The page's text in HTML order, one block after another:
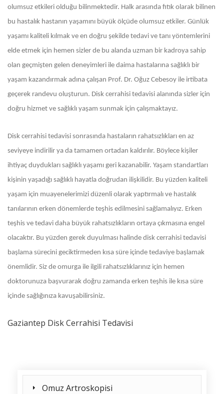
olumsuz etkileri olduğu bilinmektedir. Halk arasında fıtık olarak bilinen
bu hastalık hastanın yaşamını büyük ölçüde olumsuz etkiler. Günlük
yaşamı kaliteli kılmak ve en doğru şekilde tedavi ve tanı yöntemlerini
elde etmek için hemen sizler de bu alanda uzman bir kadroya sahip
olan geçmişten gelen deneyimleri ile daima hastalarına sağlıklı bir
yaşam kazandırmak adına çalışan Prof. Dr. Oğuz Cebesoy ile irtibata
geçerek randevu oluşturun. Disk cerrahisi tedavisi alanında sizler için
doğru hizmet ve sağlıklı yaşam sunmak için çalışmaktayız.
Disk cerrahisi tedavisi sonrasında hastaların rahatsızlıkları en az
seviyeye indirilir ya da tamamen ortadan kaldırılır. Böylece kişiler
ihtiyaç duydukları sağlıklı yaşamı geri kazanabilir. Yaşam standartları
kişinin yaşadığı sağlıklı hayatla doğrudan ilişkilidir. Bu yüzden kaliteli
yaşam için muayenelerimizi düzenli olarak yaptırmalı ve hastalık
tanılarının erken dönemlerde teşhis edilmesini sağlamalıyız. Erken
teşhis ve tedavi daha büyük rahatsızlıkların ortaya çıkmasına engel
olacaktır. Bu yüzden gerek duyulması halinde disk cerrahisi tedavisi
başlama sürecini geciktirmeden kısa süre içinde tedaviye başlamak
önemlidir. Siz de omurga ile ilgili rahatsızlıklarınız için hemen
doktorunuza başvurarak doğru zamanda erken teşhis ile kısa süre
içinde sağlığınıza kavuşabilirsiniz.
Gaziantep Disk Cerrahisi Tedavisi
Omuz Artroskopisi